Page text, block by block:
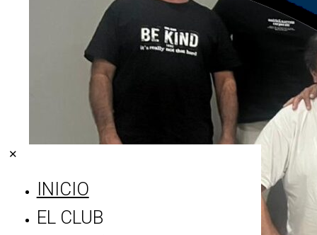
✕
INICIO
EL CLUB